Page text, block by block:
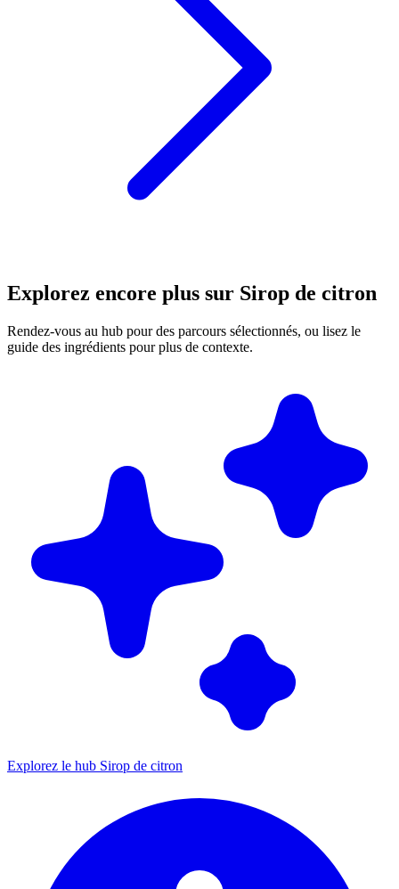
Explorez encore plus sur Sirop de citron
Rendez-vous au hub pour des parcours sélectionnés, ou lisez le
guide des ingrédients pour plus de contexte.
Explorez le hub Sirop de citron